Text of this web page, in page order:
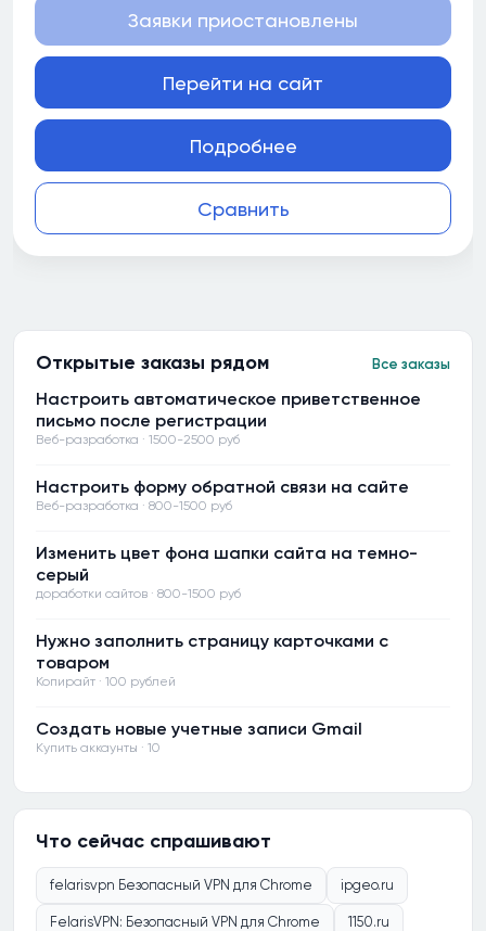
Сравнить
Заявки приостановлены
Перейти на сайт
Подробнее
Открытые заказы рядом Все заказы
Настроить автоматическое приветственное
письмо после регистрации
Веб-разработка · 1500-2500 руб
Настроить форму обратной связи на сайте
Веб-разработка · 800-1500 руб
Изменить цвет фона шапки сайта на темно-
серый
доработки сайтов · 800-1500 руб
Нужно заполнить страницу карточками с
товаром
Копирайт · 100 рублей
Создать новые учетные записи Gmail
Купить аккаунты · 10
Что сейчас спрашивают
felarisvpn Безопасный VPN для Chrome ipgeo.ru
FelarisVPN: Безопасный VPN для Chrome 1150.ru